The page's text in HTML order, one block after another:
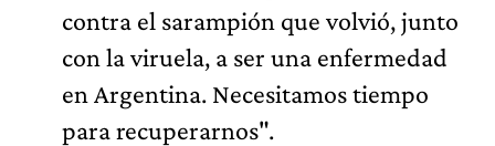
contra el sarampión que volvió, junto
con la viruela, a ser una enfermedad
en Argentina. Necesitamos tiempo
para recuperarnos".